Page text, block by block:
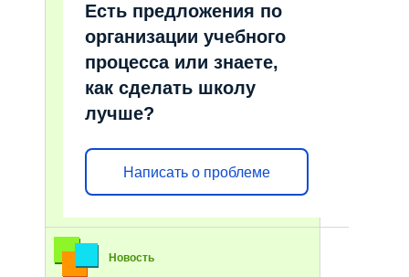
Есть предложения по
организации учебного
процесса или знаете,
как сделать школу
лучше?
Написать о проблеме
Новость